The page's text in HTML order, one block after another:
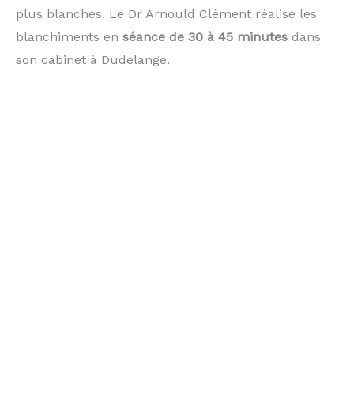
plus blanches. Le Dr Arnould Clément réalise les
blanchiments en séance de 30 à 45 minutes dans
son cabinet à Dudelange.